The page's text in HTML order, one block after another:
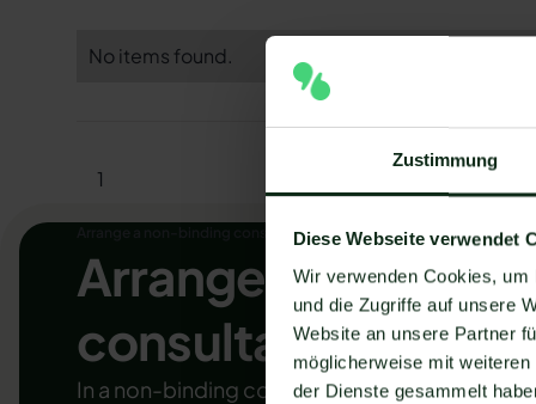
Zustimmung
Diese Webseite verwendet
Wir verwenden Cookies,
und die Zugriffe auf unsere
Website an unsere Partner
möglicherweise mit
der Dienste gesammelt
No items found.
1
Arrange a non-binding consultation
Arrange a non-
consultation now
In a non-binding conversation, we'll show you